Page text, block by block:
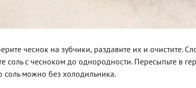
чеснок на зубчики, раздавите их и очистите.
соль с чесноком до однородности. Пересыпьте в
соль можно без холодильника.